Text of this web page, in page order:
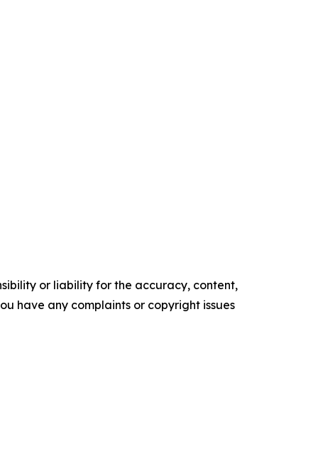
or liability for the accuracy, content,
have any complaints or copyright issues